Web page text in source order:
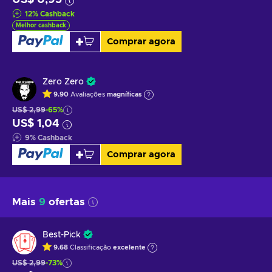
12% Cashback
Melhor cashback
Comprar agora
Zero Zero
9.90 Avaliações magníficas
US$ 2,99-65%
US$ 1,04
9% Cashback
Comprar agora
Mais 9 ofertas
Best-Pick
9.68 Classificação excelente
US$ 2,99-73%